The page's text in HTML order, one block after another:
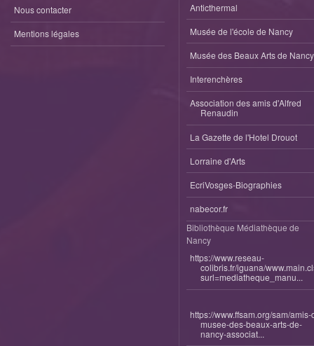
Nous contacter
Mentions légales
Anticthermal
Musée de l'école de Nancy
Musée des Beaux Arts de Nancy
Interenchères
Association des amis d'Alfred
Renaudin
La Gazette de l'Hotel Drouot
Lorraine d'Arts
EcriVosges-Biographies
nabecor.fr
Bibliothèque Médiathèque de
Nancy
https://www.reseau-
colibris.fr/iguana/
surl=mediatheque_manu...
https://www.ffsam.org/sam/amis-
musee-des-beaux-arts-de-
nancy-associat...